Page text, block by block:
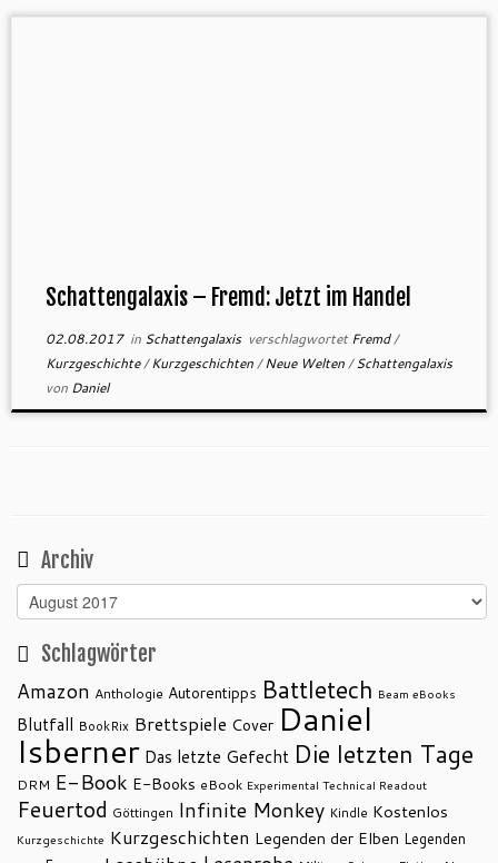
Schattengalaxis – Fremd: Jetzt im Handel
02.08.2017in Schattengalaxis verschlagwortetFremd/
Kurzgeschichte/Kurzgeschichten/Neue Welten/Schattengalaxis
von Daniel
Archiv
Archiv
Schlagwörter
Amazon Anthologie Autorentipps Battletech Beam eBooks
Blutfall BookRix Brettspiele Cover Daniel
Isberner Das letzte Gefecht Die letzten Tage
DRM E-Book E-Books eBook Experimental Technical Readout
Feuertod Göttingen Infinite Monkey Kindle Kostenlos
Kurzgeschichte Kurzgeschichten Legenden der Elben Legenden